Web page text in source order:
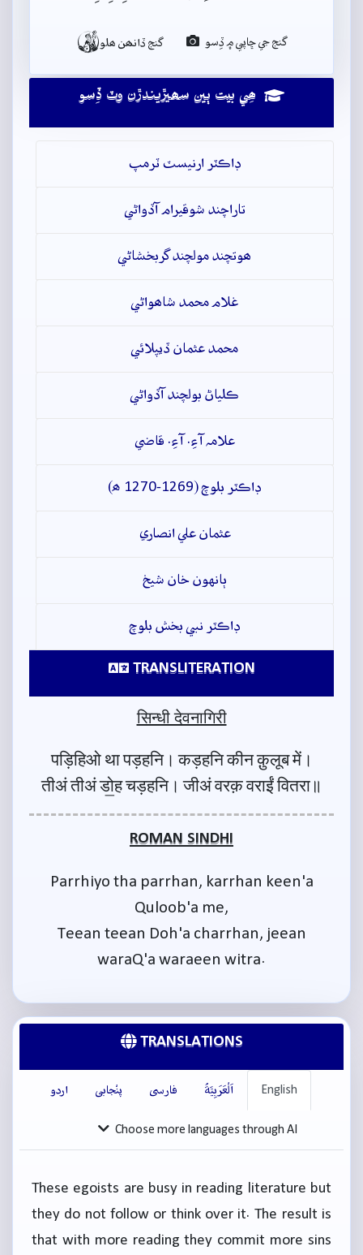
گنج جي ڇاپي ۾ ڏِسو گنج ڏانھن ھلو
ھِي بيت ٻين سھيڙيندڙن وٽ ڏِسو
ڊاڪٽر ارنيسٽ ٽرمپ
تاراچند شوقيرام آڏواڻي
ھوتچند مولچند گربخشاڻي
غلام محمد شاھواڻي
محمد عثمان ڏيپلائي
ڪلياڻ بولچند آڏواڻي
علامہ آءِ. آءِ. قاضي
ڊاڪٽر بلوچ (1269-1270 ھ)
عثمان علي انصاري
ٻانهون خان شيخ
ڊاڪٽر نبي بخش بلوچ
TRANSLITERATION
सिन्धी देवनागिरी
पड़िहिओ था पड़हनि। कड़हनि कीन क़ुलूब में।
तीअं तीअं डो॒ह चड़हनि। जीअं वरक़ वराईं वितरा॥
ROMAN SINDHI
Parrhiyo tha parrhan, karrhan keen'a
Quloob'a me,
Teean teean Doh'a charrhan, jeean
waraQ'a waraeen witra.
TRANSLATIONS
English اَلْعَرَبِيَّةُ فارسی پنْجابی اردو
Choose more languages through AI
These egoists are busy in reading literature but
they do not follow or think over it. The result is
that with more reading they commit more sins